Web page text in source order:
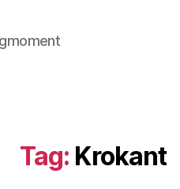
Tag: Krokant